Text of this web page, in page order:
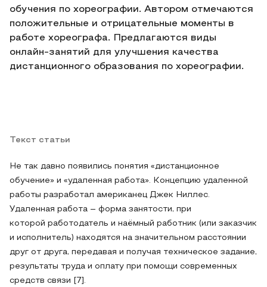
обучения по хореографии. Автором отмечаются
положительные и отрицательные моменты в
работе хореографа. Предлагаются виды
онлайн-занятий для улучшения качества
дистанционного образования по хореографии.
Текст статьи
Не так давно появились понятия «дистанционное
обучение» и «удаленная работа». Концепцию удаленной
работы разработал американец Джек Ниллес.
Удаленная работа – форма занятости, при
которой работодатель и наёмный работник (или заказчик
и исполнитель) находятся на значительном расстоянии
друг от друга, передавая и получая техническое задание,
результаты труда и оплату при помощи современных
средств связи [7].